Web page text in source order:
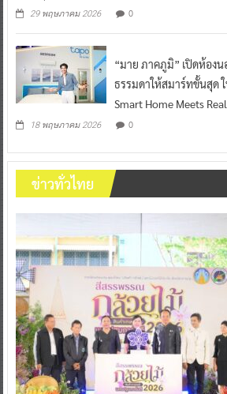
29 พฤษภาคม 2026 0
“มาย ภาคภูมิ” เปิดห้อง
ธรรมดาให้สมาร์ทขั้นสุด
Smart Home Meets
18 พฤษภาคม 2026 0
ข่าวทั่วไทย